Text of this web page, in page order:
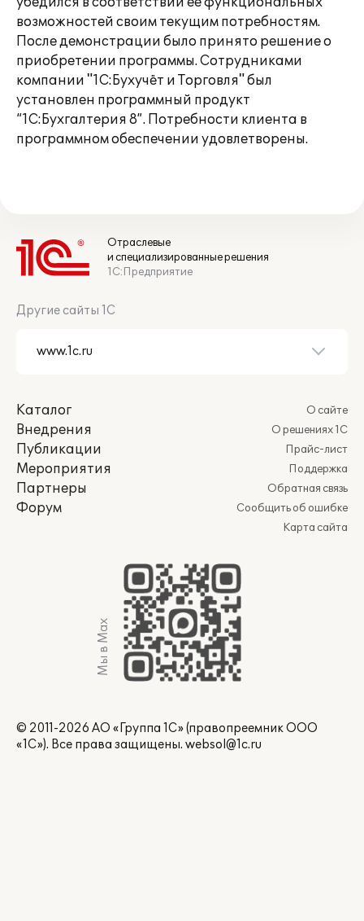
возможностей своим текущим потребностям.
После демонстрации было принято решение о
приобретении программы. Сотрудниками
компании "1C:Бухучёт и Торговля" был
установлен программный продукт
“1С:Бухгалтерия 8”. Потребности клиента в
программном обеспечении удовлетворены.
Отраслевые
и специализированные решения
1С:Предприятие
Другие сайты 1С
Каталог
Внедрения
Публикации
Мероприятия
Партнеры
Форум
О сайте
О решениях 1С
Прайс-лист
Поддержка
Обратная связь
Сообщить об ошибке
Карта сайта
Мы в Max
© 2011-2026 АО «Группа 1С» (правопреемник ООО
«1С»). Все права защищены. websol@1c.ru